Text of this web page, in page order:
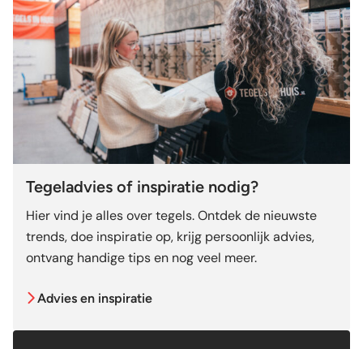
Tegeladvies of inspiratie nodig?
Hier vind je alles over tegels. Ontdek de nieuwste
trends, doe inspiratie op, krijg persoonlijk advies,
ontvang handige tips en nog veel meer.
Advies en inspiratie